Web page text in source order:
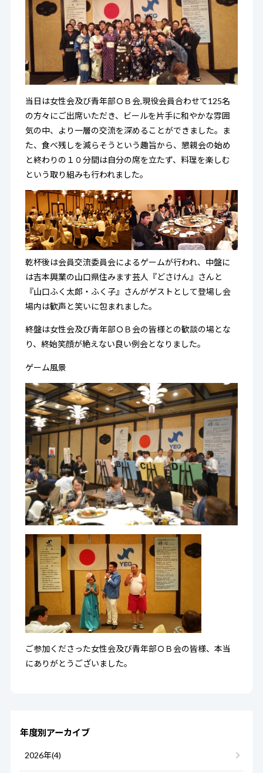
当日は女性会及び青年部ＯＢ会,現役会員合わせて125名
の方々にご出席いただき、ビールを片手に和やかな雰囲
気の中、より一層の交流を深めることができました。ま
た、食べ残しを減らそうという趣旨から、懇親会の始め
と終わりの１０分間は自分の席を立たず、料理を楽しむ
という取り組みも行われました。
乾杯後は会員交流委員会によるゲームが行われ、中盤に
は吉本興業の山口県住みます芸人『どさけん』さんと
『山口ふく太郎・ふく子』さんがゲストとして登場し会
場内は歓声と笑いに包まれました。
終盤は女性会及び青年部ＯＢ会の皆様との歓談の場とな
り、終始笑顔が絶えない良い例会となりました。
ゲーム風景
ご参加くださった女性会及び青年部ＯＢ会の皆様、本当
にありがとうございました。
年度別アーカイブ
2026年(4)